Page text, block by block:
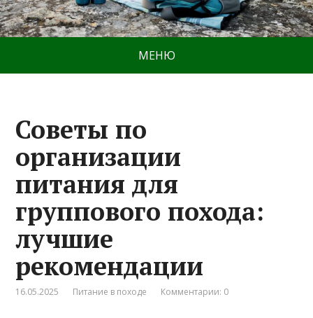
МЕНЮ
Советы по
организации
питания для
группового похода:
лучшие
рекомендации
16.05.2025 Питание в походе Комментарии: 0